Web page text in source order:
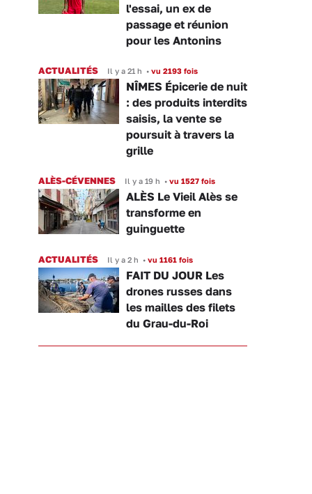
l'essai, un ex de
passage et réunion
pour les Antonins
ACTUALITÉS Il y a 21 h • vu 2193 fois
NÎMES Épicerie de nuit
: des produits interdits
saisis, la vente se
poursuit à travers la
grille
ALÈS-CÉVENNES Il y a 19 h • vu 1527 fois
ALÈS Le Vieil Alès se
transforme en
guinguette
ACTUALITÉS Il y a 2 h • vu 1161 fois
FAIT DU JOUR Les
drones russes dans
les mailles des filets
du Grau-du-Roi